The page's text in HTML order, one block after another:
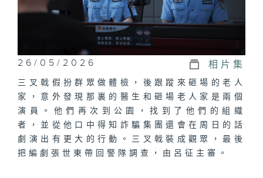
26/05/2026 相片集
三叉戟假扮群眾做體檢，後跟蹤來砸場的老人
家，意外發現那裏的醫生和砸場老人家是兩個
演員。他們再次到公園，找到了他們的組織
者，並從他口中得知詐騙集團還會在周日的話
劇演出有更大的行動。三叉戟裝成觀眾，最後
把編劇張世東帶回警隊調查，由呂征主審。